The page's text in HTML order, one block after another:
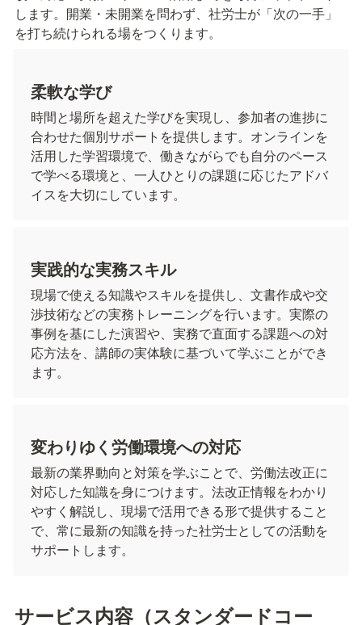
します。開業・未開業を問わず、社労士が「次の一手」
を打ち続けられる場をつくります。
柔軟な学び
時間と場所を超えた学びを実現し、参加者の進捗に
合わせた個別サポートを提供します。オンラインを
活用した学習環境で、働きながらでも自分のペース
で学べる環境と、一人ひとりの課題に応じたアドバ
イスを大切にしています。
実践的な実務スキル
現場で使える知識やスキルを提供し、文書作成や交
渉技術などの実務トレーニングを行います。実際の
事例を基にした演習や、実務で直面する課題への対
応方法を、講師の実体験に基づいて学ぶことができ
ます。
変わりゆく労働環境への対応
最新の業界動向と対策を学ぶことで、労働法改正に
対応した知識を身につけます。法改正情報をわかり
やすく解説し、現場で活用できる形で提供すること
で、常に最新の知識を持った社労士としての活動を
サポートします。
サービス内容（スタンダードコー